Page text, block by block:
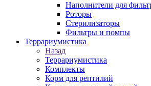
Наполнители для
Роторы
Стерилизаторы
Фильтры и помпы
Террариумистика
Назад
Террариумистика
Комплекты
Корм для рептилий